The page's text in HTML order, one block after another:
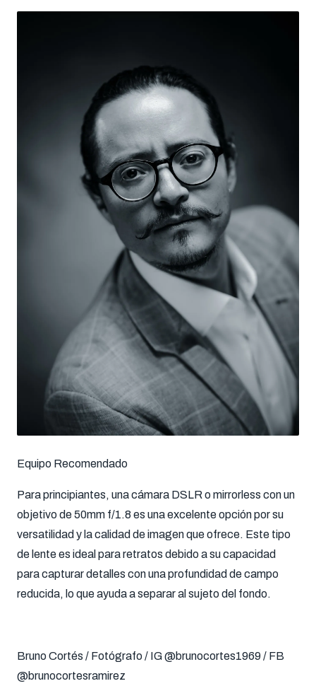
Equipo Recomendado
Para principiantes, una cámara DSLR o mirrorless con un
objetivo de 50mm f/1.8 es una excelente opción por su
versatilidad y la calidad de imagen que ofrece. Este tipo
de lente es ideal para retratos debido a su capacidad
para capturar detalles con una profundidad de campo
reducida, lo que ayuda a separar al sujeto del fondo.
Bruno Cortés / Fotógrafo / IG @brunocortes1969 / FB
@brunocortesramirez